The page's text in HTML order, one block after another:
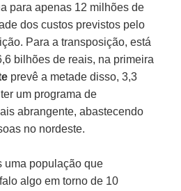
para apenas 12 milhões de
dos custos previstos pelo
Para a transposição, está
bilhões de reais, na primeira
prevê a metade disso, 3,3
um programa de
abrangente, abastecendo
no nordeste.
uma população que
algo em torno de 10